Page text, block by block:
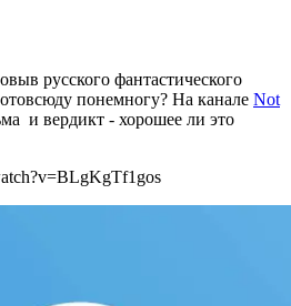
русского фантастического
понемногу? На канале Not
и вердикт - хорошее ли это